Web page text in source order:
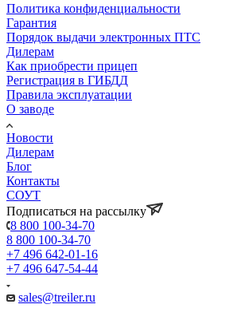
Политика конфиденциальности
Гарантия
Порядок выдачи электронных ПТС
Дилерам
Как приобрести прицеп
Регистрация в ГИБДД
Правила эксплуатации
О заводе
Новости
Дилерам
Блог
Контакты
СОУТ
Подписаться на рассылку
8 800 100-34-70
8 800 100-34-70
+7 496 642-01-16
+7 496 647-54-44
sales@treiler.ru